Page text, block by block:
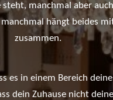
manchmal aber
hängt beides
zusammen.
es in einem Bereich
dein Zuhause nicht